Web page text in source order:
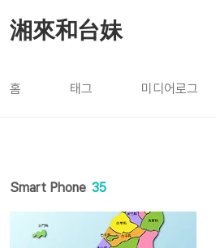
湘來和台妹
홈 태그 미디어로그
Smart Phone 35